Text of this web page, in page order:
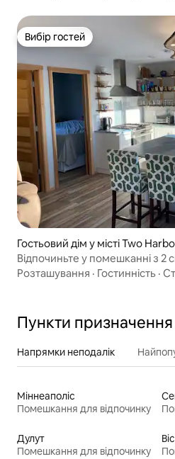
Вибір гостей
Вибір гостей
Гостьовий дім у місті Two
Відпочиньте у помешканні з 2
озеро Верхнє.
Розташування · Гостинність ·
Пункти призначення
Напрямки неподалік
Міннеаполіс
Помешкання для відпочинку
Дулут
Помешкання для відпочинку